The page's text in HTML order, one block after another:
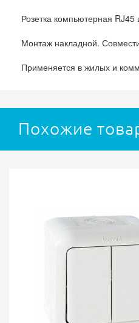
Розетка компьютерная
Монтаж накладной.
Применяется в жилых и
Похожие